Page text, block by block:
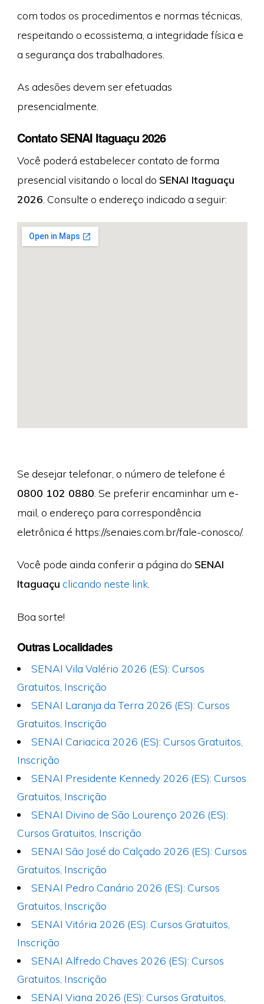
com todos os procedimentos e normas técnicas,
respeitando o ecossistema, a integridade física e
a segurança dos trabalhadores.
As adesões devem ser efetuadas
presencialmente.
Contato SENAI Itaguaçu 2026
Você poderá estabelecer contato de forma
presencial visitando o local do SENAI Itaguaçu
2026 . Consulte o endereço indicado a seguir:
Se desejar telefonar, o número de telefone é
0800 102 0880 . Se preferir encaminhar um e-
mail, o endereço para correspondência
eletrônica é https://senaies.com.br/fale-conosco/.
Você pode ainda conferir a página do SENAI
Itaguaçu clicando neste link.
Boa sorte!
Outras Localidades
SENAI Vila Valério 2026 (ES): Cursos
Gratuitos, Inscrição
SENAI Laranja da Terra 2026 (ES): Cursos
Gratuitos, Inscrição
SENAI Cariacica 2026 (ES): Cursos Gratuitos,
Inscrição
SENAI Presidente Kennedy 2026 (ES): Cursos
Gratuitos, Inscrição
SENAI Divino de São Lourenço 2026 (ES):
Cursos Gratuitos, Inscrição
SENAI São José do Calçado 2026 (ES): Cursos
Gratuitos, Inscrição
SENAI Pedro Canário 2026 (ES): Cursos
Gratuitos, Inscrição
SENAI Vitória 2026 (ES): Cursos Gratuitos,
Inscrição
SENAI Alfredo Chaves 2026 (ES): Cursos
Gratuitos, Inscrição
SENAI Viana 2026 (ES): Cursos Gratuitos,